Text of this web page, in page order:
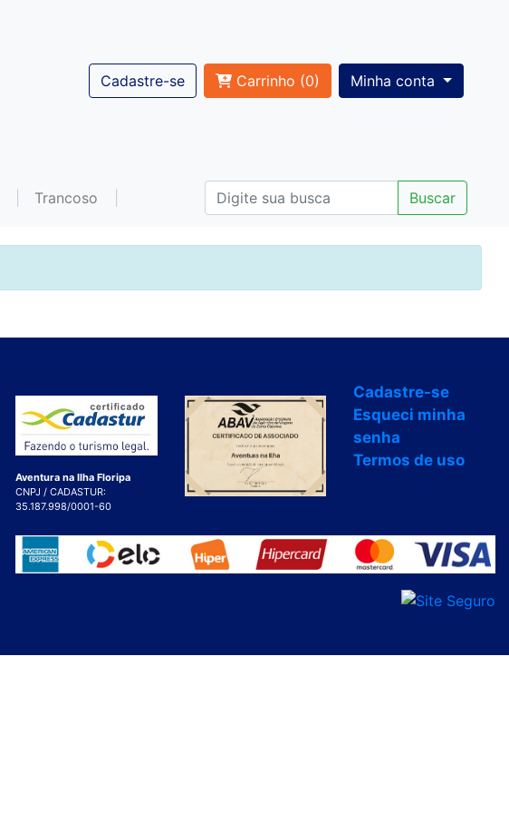
Cadastre-se Carrinho (0) Minha conta
Trancoso Buscar
Aventura na Ilha Floripa
CNPJ / CADASTUR:
35.187.998/0001-60
Cadastre-se
Esqueci minha
senha
Termos de uso